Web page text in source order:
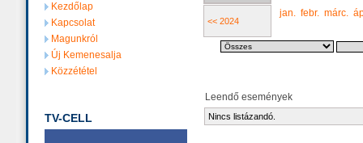
Kezdőlap
Kapcsolat
Magunkról
Új Kemenesalja
Közzététel
TV-CELL
<< 2024
jan. febr. márc.
Leendő események
Nincs listázandó.